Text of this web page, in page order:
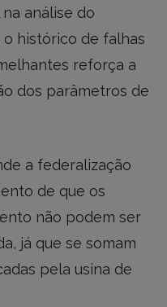
análise do
histórico de falhas
reforça a
dos parâmetros de
a federalização
de que os
não podem ser
já que se somam
pela usina de